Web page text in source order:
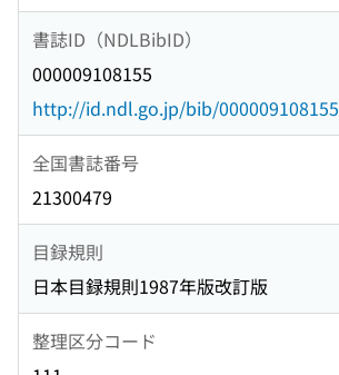
書誌ID（NDLBibID）
000009108155
http://id.ndl.go.jp/bib/000009108155
全国書誌番号
21300479
目録規則
日本目録規則1987年版改訂版
整理区分コード